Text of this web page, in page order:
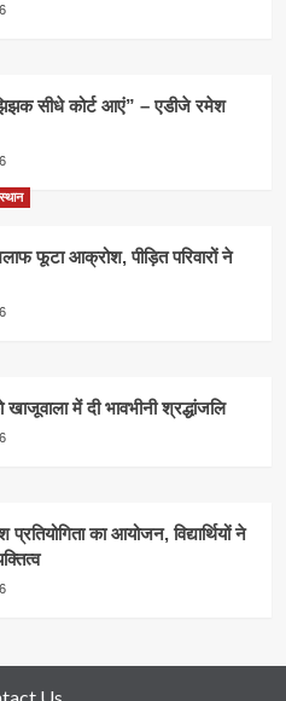
सीधे कोर्ट आएं” – एडीजे रमेश
फूटा आक्रोश, पीड़ित परिवारों ने
में दी भावभीनी श्रद्धांजलि
का आयोजन, विद्यार्थियों ने